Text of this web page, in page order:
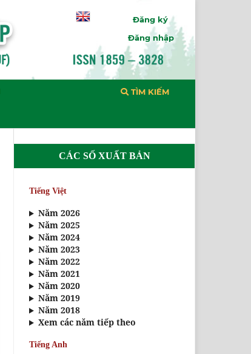
TÌM KIẾM
Đăng ký
Đăng nhập
CÁC SỐ XUẤT BẢN
Tiếng Việt
Năm 2026
Năm 2025
Năm 2024
Năm 2023
Năm 2022
Năm 2021
Năm 2020
Năm 2019
Năm 2018
Xem các năm tiếp theo
Tiếng Anh